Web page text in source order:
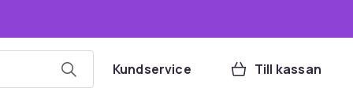
Kundservice Till kassan